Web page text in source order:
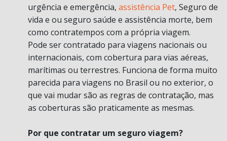
urgência e emergência, assistência Pet, Seguro de
vida e ou seguro saúde e assistência morte, bem
como contratempos com a própria viagem.
Pode ser contratado para viagens nacionais ou
internacionais, com cobertura para vias aéreas,
marítimas ou terrestres. Funciona de forma muito
parecida para viagens no Brasil ou no exterior, o
que vai mudar são as regras de contratação, mas
as coberturas são praticamente as mesmas.
Por que contratar um seguro viagem?